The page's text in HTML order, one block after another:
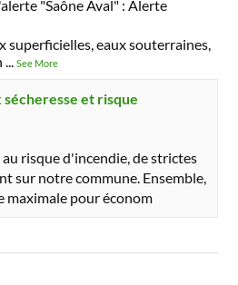
"Saône Aval" : Alerte
superficielles, eaux souterraines,
...See More
et risque
au risque d'incendie, de strictes
sur notre commune. Ensemble,
maximale pour économ